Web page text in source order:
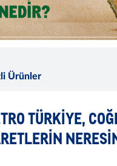
Ürünler
TÜRKİYE,